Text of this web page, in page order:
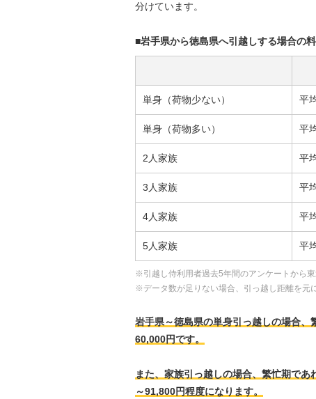
分けています。
■岩手県から徳島県へ引越しする場合の
単身（荷物少ない） 平
単身（荷物多い） 平
2人家族 平
3人家族 平
4人家族 平
5人家族 平
※引越し侍利用者過去5年間のアンケートから
※データ数が足りない場合、引っ越し距離を元
岩手県～徳島県の単身引っ越しの場合
60,000円です。
また、家族引っ越しの場合、繁忙期で
～91,800円程度になります。